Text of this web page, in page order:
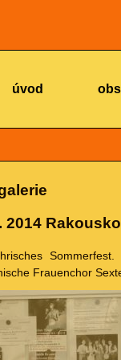
úvod
2014
Frauenchor